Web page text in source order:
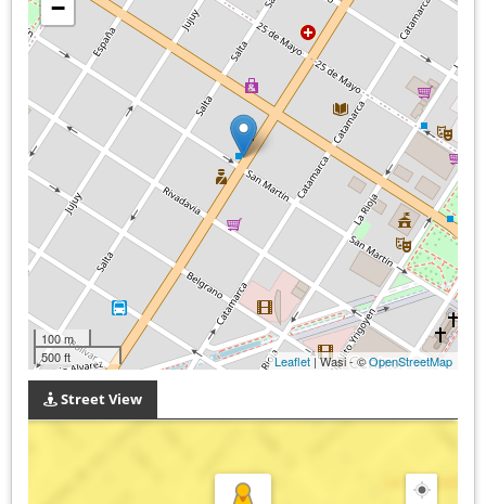
−
100 m
500 ft
Leaflet| Wasi - ©OpenStreetMap
Street View